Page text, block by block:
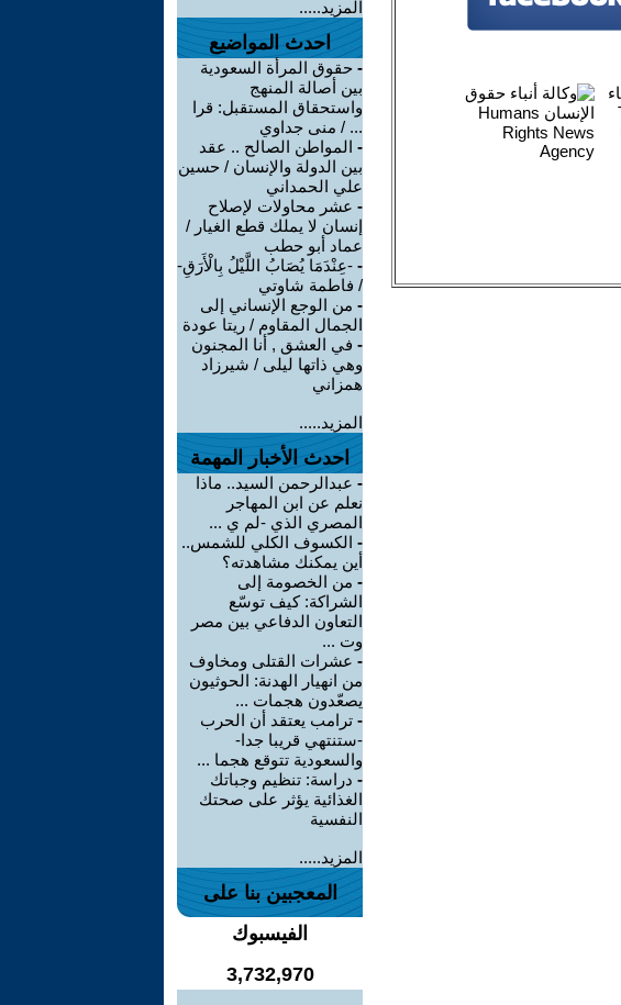
المزيد.....
احدث المواضيع
- حقوق المرأة السعودية
بين أصالة المنهج
واستحقاق المستقبل: قرا
... / منى جداوي
- المواطن الصالح .. عقد
بين الدولة والإنسان / حسين
علي الحمداني
- عشر محاولات لإصلاح
إنسان لا يملك قطع الغيار /
عماد أبو حطب
- -عِنْدَمَا يُصَابُ اللَّيْلُ بِالْأَرَقِ-
/ فاطمة شاوتي
- من الوجع الإنساني إلى
الجمال المقاوم / ريتا عودة
- في العشق , أنا المجنون
وهي ذاتها ليلى / شيرزاد
همزاني
المزيد.....
احدث الأخبار المهمة
- عبدالرحمن السيد.. ماذا
نعلم عن ابن المهاجر
المصري الذي -لم ي ...
- الكسوف الكلي للشمس..
أين يمكنك مشاهدته؟
- من الخصومة إلى
الشراكة: كيف توسّع
التعاون الدفاعي بين مصر
وت ...
- عشرات القتلى ومخاوف
من انهيار الهدنة: الحوثيون
يصعّدون هجمات ...
- ترامب يعتقد أن الحرب
-ستنتهي قريبا جدا-
والسعودية تتوقع هجما ...
- دراسة: تنظيم وجباتك
الغذائية يؤثر على صحتك
النفسية
المزيد.....
المعجبين بنا على
الفيسبوك
3,732,970